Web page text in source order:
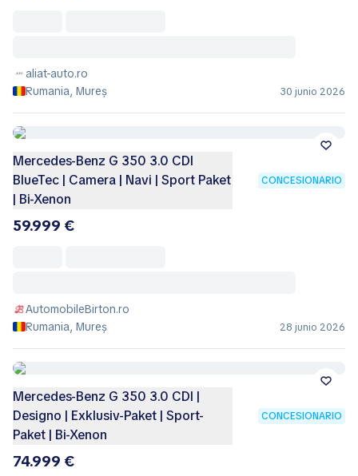
aliat-auto.ro
Rumania, Mureș
30 junio 2026
Mercedes-Benz G 350 3.0 CDI
BlueTec | Camera | Navi | Sport Paket
| Bi-Xenon
CONCESIONARIO
59.999 €
AutomobileBirton.ro
Rumania, Mureș
28 junio 2026
Mercedes-Benz G 350 3.0 CDI |
Designo | Exklusiv-Paket | Sport-
Paket | Bi-Xenon
CONCESIONARIO
74.999 €